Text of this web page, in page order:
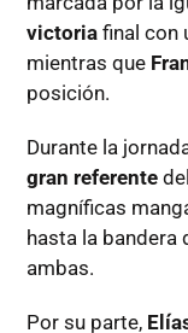
victoriafinal con
mientras que
posición.
Durante la
gran referente
magníficas
hasta la bandera
ambas.
Por su parte,